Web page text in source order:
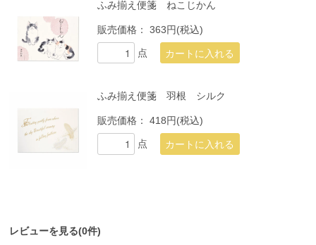
ふみ揃え便箋 ねこじかん
販売価格：363円(税込)
点
ふみ揃え便箋 羽根 シルク
販売価格：418円(税込)
点
レビューを見る(0件)